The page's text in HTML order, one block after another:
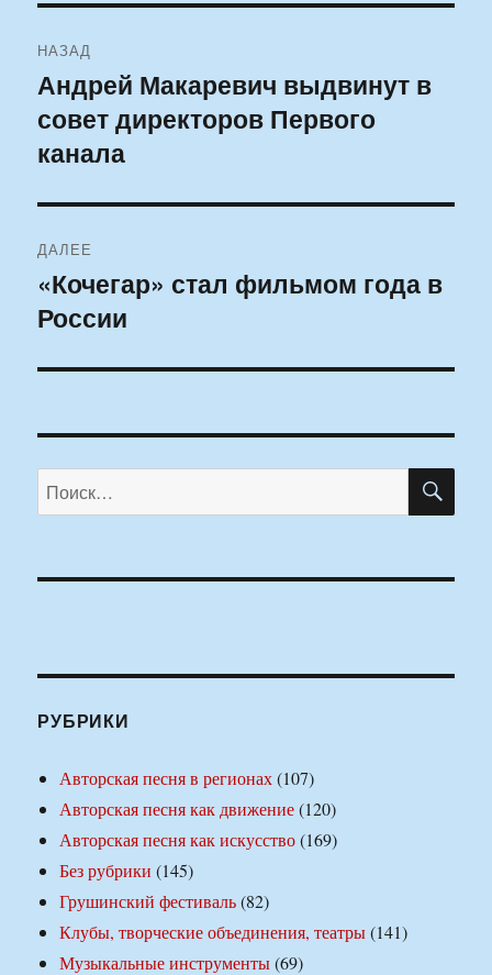
по
записям
НАЗАД
Предыдущая
запись:
Андрей Макаревич выдвинут в
совет директоров Первого
канала
ДАЛЕЕ
Следующая
запись:
«Кочегар» стал фильмом года в
России
Искать:
РУБРИКИ
Авторская песня в регионах(107)
Авторская песня как движение(120)
Авторская песня как искусство(169)
Без рубрики (145)
Грушинский фестиваль(82)
Клубы, творческие объединения, театры(141)
Музыкальные инструменты(69)